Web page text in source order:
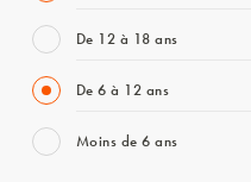
De 12 à 18 ans
De 6 à 12 ans
Moins de 6 ans